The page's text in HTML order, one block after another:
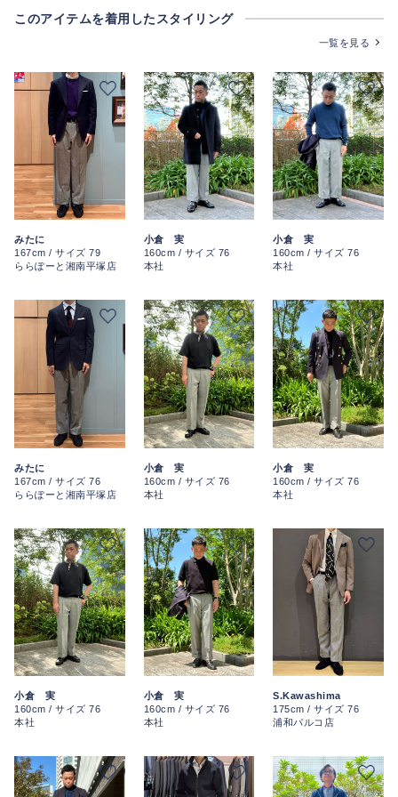
このアイテムを着用したスタイリング
一覧を見る
みたに
167cm / サイズ 79
ららぽーと湘南平塚店
小倉 実
160cm / サイズ 76
本社
小倉 実
160cm / サイズ 76
本社
みたに
167cm / サイズ 76
ららぽーと湘南平塚店
小倉 実
160cm / サイズ 76
本社
小倉 実
160cm / サイズ 76
本社
小倉 実
160cm / サイズ 76
本社
小倉 実
160cm / サイズ 76
本社
S.Kawashima
175cm / サイズ 76
浦和パルコ店